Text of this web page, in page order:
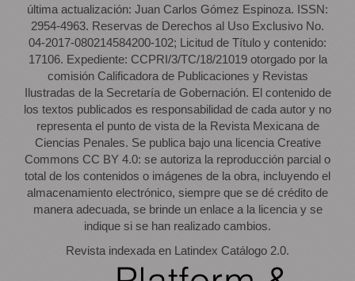
última actualización: Juan Carlos Gómez Espinoza. ISSN:
2954-4963. Reservas de Derechos al Uso Exclusivo No.
04-2017-080214584200-102; Licitud de Título y contenido:
17106. Expediente: CCPRI/3/TC/18/21019 otorgado por la
comisión Calificadora de Publicaciones y Revistas
Ilustradas de la Secretaría de Gobernación. El contenido de
los textos publicados es responsabilidad de cada autor y no
representa el punto de vista de la Revista Mexicana de
Ciencias Penales. Se publica bajo una licencia Creative
Commons CC BY 4.0: se autoriza la reproducción parcial o
total de los contenidos o imágenes de la obra, incluyendo el
almacenamiento electrónico, siempre que se dé crédito de
manera adecuada, se brinde un enlace a la licencia y se
indique si se han realizado cambios.
Revista indexada en Latindex Catálogo 2.0.